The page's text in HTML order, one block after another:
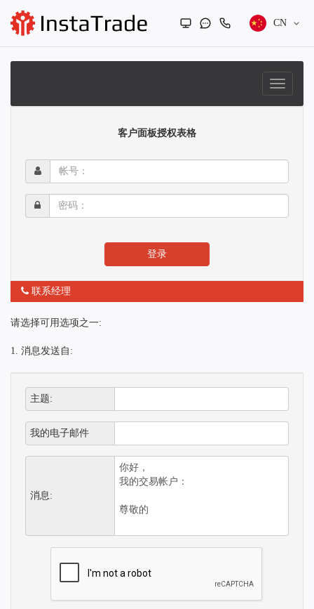
CN
客户面板授权表格
号：
码：
登录
联系经理
请选择可用选项之一:
1. 消息发送自:
主题:
我的电子邮件
消息: